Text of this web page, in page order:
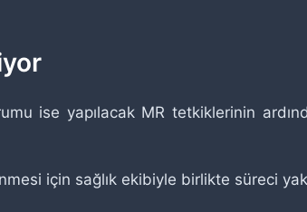
ise yapılacak MR tetkiklerinin
için sağlık ekibiyle birlikte süreci